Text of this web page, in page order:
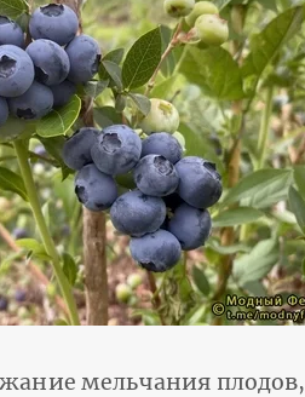
мельчания плодов,